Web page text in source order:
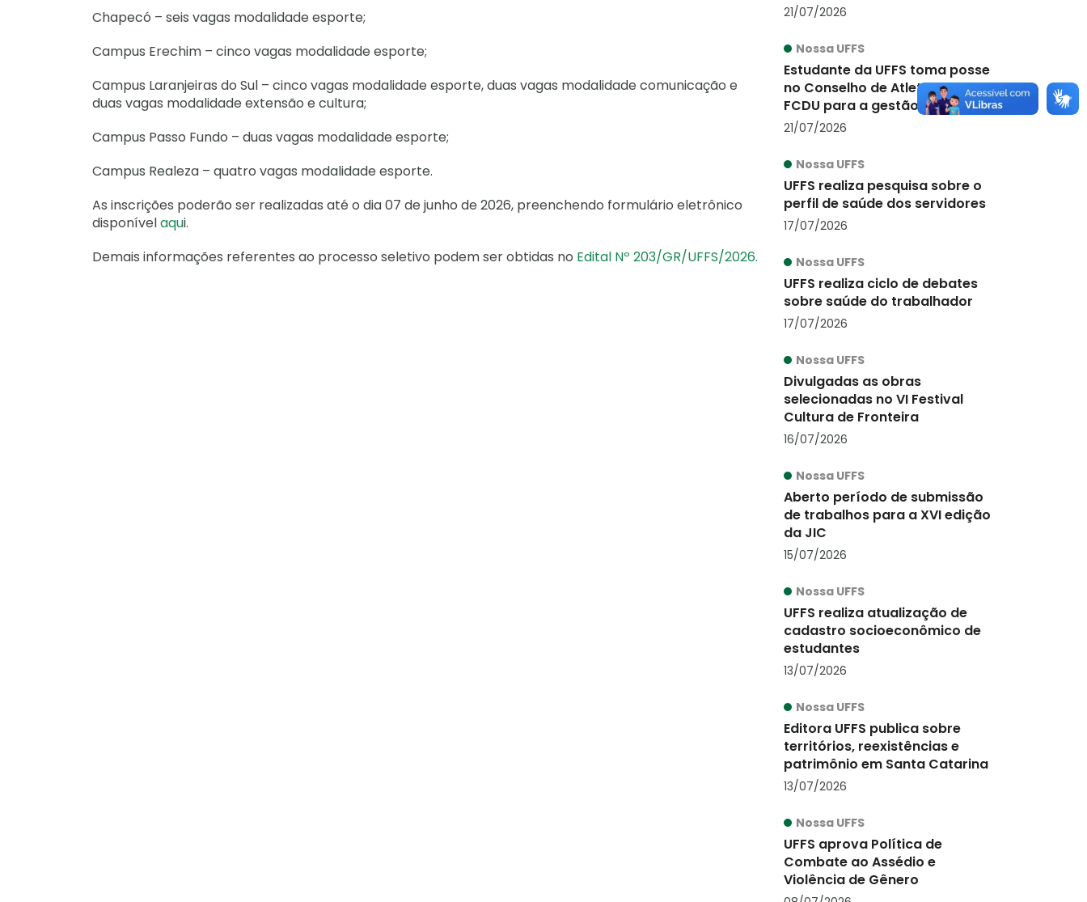
Chapecó – seis vagas modalidade esporte;
Campus Erechim – cinco vagas modalidade esporte;
Campus Laranjeiras do Sul – cinco vagas modalidade esporte, duas vagas modalidade comunicação e
duas vagas modalidade extensão e cultura;
Campus Passo Fundo – duas vagas modalidade esporte;
Campus Realeza – quatro vagas modalidade esporte.
As inscrições poderão ser realizadas até o dia 07 de junho de 2026, preenchendo formulário eletrônico
disponívelaqui.
Demais informações referentes ao processo seletivo podem ser obtidas no Edital Nº 203/GR/UFFS/2026.
21/07/2026
Nossa UFFS
Estudante da UFFS toma posse
no Conselho de Atletas da
FCDU para a gestão 2026-
2027
21/07/2026
Nossa UFFS
UFFS realiza pesquisa sobre o
perfil de saúde dos servidores
17/07/2026
Nossa UFFS
UFFS realiza ciclo de debates
sobre saúde do trabalhador
17/07/2026
Nossa UFFS
Divulgadas as obras
selecionadas no VI Festival
Cultura de Fronteira
16/07/2026
Nossa UFFS
Aberto período de submissão
de trabalhos para a XVI edição
da JIC
15/07/2026
Nossa UFFS
UFFS realiza atualização de
cadastro socioeconômico de
estudantes
13/07/2026
Nossa UFFS
Editora UFFS publica sobre
territórios, reexistências e
patrimônio em Santa Catarina
13/07/2026
Nossa UFFS
UFFS aprova Política de
Combate ao Assédio e
Violência de Gênero